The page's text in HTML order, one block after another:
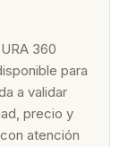
360
para
a validar
precio y
atención